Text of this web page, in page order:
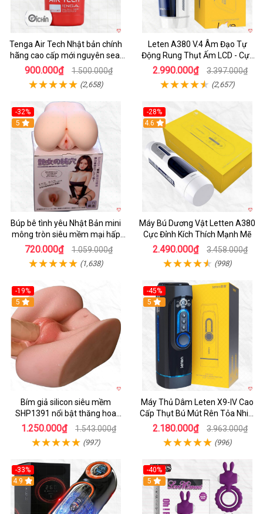
Tenga Air Tech Nhật bản chính
hãng cao cấp mới nguyên seal
giá tốt
900.000₫ 1.500.000₫
(2,658)
Leten A380 V.4 Âm Đạo Tự
Động Rung Thụt Ấm LCD - Cực
Phê
2.990.000₫ 3.397.000₫
(2,657)
-32%
Hot
5
Búp bê tình yêu Nhật Bản mini
mông tròn siêu mềm mại hấp
dẫn
720.000₫ 1.059.000₫
(1,638)
-28%
Hot
4.6
Máy Bú Dương Vật Letten A380
Cực Đỉnh Kích Thích Mạnh Mẽ
2.490.000₫ 3.458.000₫
(998)
-19%
Hot
5
Bím giả silicon siêu mềm
SHP1391 nổi bật thăng hoa
hoàn hảo
1.250.000₫ 1.543.000₫
(997)
-45%
Hot
5
Máy Thủ Dâm Leten X9-IV Cao
Cấp Thụt Bú Mút Rên Tỏa Nhiệt
Sạc Pin
2.180.000₫ 3.963.000₫
(996)
-33%
Hot
4.9
-40%
5